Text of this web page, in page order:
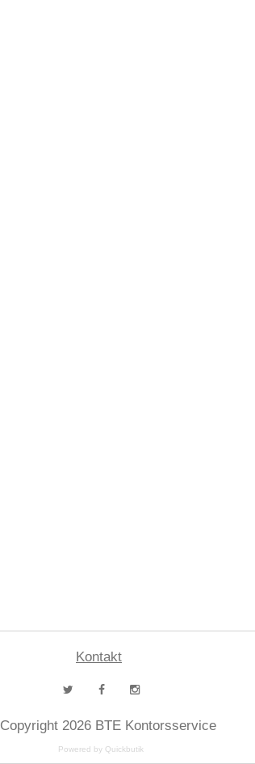
Kontakt
2026 BTE Kontorsservice
Powered by Quickbutik